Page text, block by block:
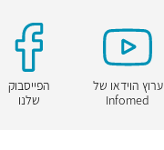
ערוץ הוידאו של
Infomed
הפייסבוק
שלנו